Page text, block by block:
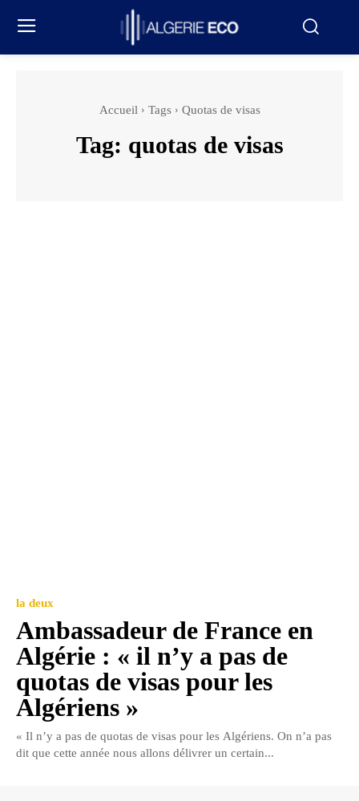
Accueil Tags Quotas de visas
Tag: quotas de visas
la deux
Ambassadeur de France en
Algérie : « il n’y a pas de
quotas de visas pour les
Algériens »
« Il n’y a pas de quotas de visas pour les Algériens. On n’a pas
dit que cette année nous allons délivrer un certain...